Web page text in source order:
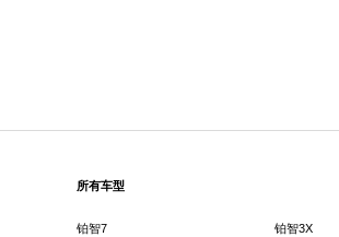
所有车型
铂智7 铂智3X